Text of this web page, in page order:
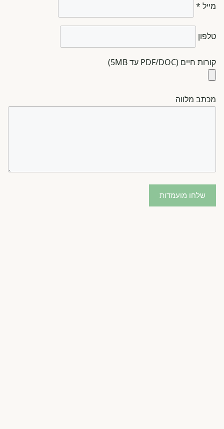
מייל *
טלפון
קורות חיים (PDF/DOC עד 5MB)
מכתב מלווה
שלחו מועמדות